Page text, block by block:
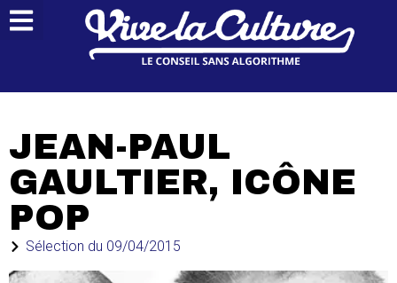
JEAN-PAUL
GAULTIER, ICÔNE
POP
Sélection du 09/04/2015